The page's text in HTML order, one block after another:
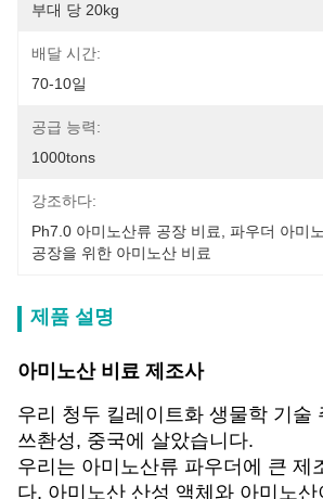
부대 당 20kg
배달 시간:
70-10일
공급 능력:
1000tons
강조하다:
Ph7.0 아미노산류 공장 비료
파우더 아미
공장을 위한 아미노산 비료
제품 설명
아미노산 비료 제조사
우리 청두 킬레이트화 생물학 기술
쓰촨성, 중국에 살았습니다.
우리는 아미노산류 파우더에 큰 제
다, 아미노산 산성 액체와 아미노